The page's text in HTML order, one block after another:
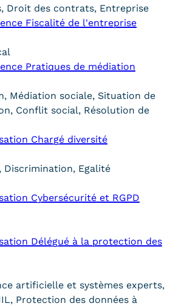
presse
services
de contact
formation
OFFRE NATIONALE
passerelles et
Droit des contrats, Entreprise
Fiscalité de l'entreprise
Pratiques de médiation
Médiation sociale, Situation de
Conflit social, Résolution de
Chargé diversité
Discrimination, Egalité
Cybersécurité et RGPD
Délégué à la protection des
artificielle et systèmes experts,
Protection des données à